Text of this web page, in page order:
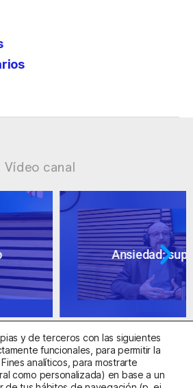
Vídeo canal
cuestionables
y de terceros con las siguientes
funcionales, para permitir la
analíticos, para mostrarte
como personalizada) en base a un